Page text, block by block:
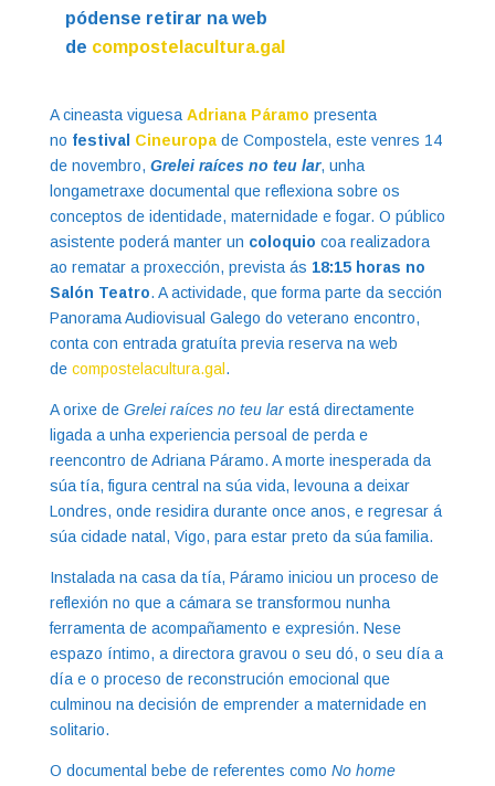
pódense retirar na web
de compostelacultura.gal
A cineasta viguesa Adriana Páramo presenta
no festival Cineuropade Compostela, este venres 14
de novembro, Grelei raíces no teu lar, unha
longametraxe documental que reflexiona sobre os
conceptos de identidade, maternidade e fogar. O público
asistente poderá manter un coloquio coa realizadora
ao rematar a proxección, prevista ás 18:15 horas no
Salón Teatro. A actividade, que forma parte da sección
Panorama Audiovisual Galego do veterano encontro,
conta con entrada gratuíta previa reserva na web
de compostelacultura.gal .
A orixe de Grelei raíces no teu larestá directamente
ligada a unha experiencia persoal de perda e
reencontro de Adriana Páramo. A morte inesperada da
súa tía, figura central na súa vida, levouna a deixar
Londres, onde residira durante once anos, e regresar á
súa cidade natal, Vigo, para estar preto da súa familia.
Instalada na casa da tía, Páramo iniciou un proceso de
reflexión no que a cámara se transformou nunha
ferramenta de acompañamento e expresión. Nese
espazo íntimo, a directora gravou o seu dó, o seu día a
día e o proceso de reconstrución emocional que
culminou na decisión de emprender a maternidade en
solitario.
O documental bebe de referentes como No home